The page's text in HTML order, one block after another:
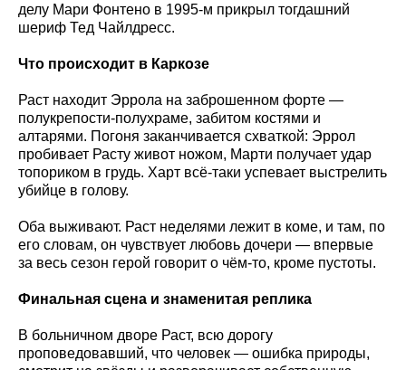
делу Мари Фонтено в 1995-м прикрыл тогдашний
шериф Тед Чайлдресс.
Что происходит в Каркозе
Раст находит Эррола на заброшенном форте —
полукрепости-полухраме, забитом костями и
алтарями. Погоня заканчивается схваткой: Эррол
пробивает Расту живот ножом, Марти получает удар
топориком в грудь. Харт всё-таки успевает выстрелить
убийце в голову.
Оба выживают. Раст неделями лежит в коме, и там, по
его словам, он чувствует любовь дочери — впервые
за весь сезон герой говорит о чём-то, кроме пустоты.
Финальная сцена и знаменитая реплика
В больничном дворе Раст, всю дорогу
проповедовавший, что человек — ошибка природы,